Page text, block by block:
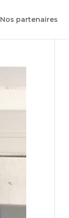
Nos partenaires